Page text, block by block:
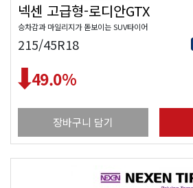
넥센 고급형-로디안GTX
승차감과 마일리지가 돋보이는 SUV타이어
215/45R18
49.0%
장바구니 담기